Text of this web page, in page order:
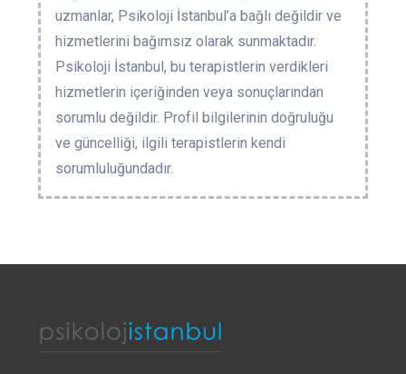
uzmanlar, Psikoloji İstanbul’a bağlı değildir ve
hizmetlerini bağımsız olarak sunmaktadır.
Psikoloji İstanbul, bu terapistlerin verdikleri
hizmetlerin içeriğinden veya sonuçlarından
sorumlu değildir. Profil bilgilerinin doğruluğu
ve güncelliği, ilgili terapistlerin kendi
sorumluluğundadır.